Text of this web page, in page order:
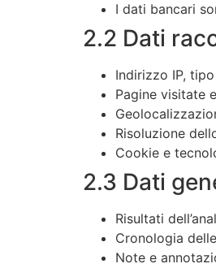
I dati bancari
2.2 Dati
Indirizzo IP,
Pagine visitate
Risoluzione
Cookie e
2.3 Dati
Risultati
Cronologia
Note e